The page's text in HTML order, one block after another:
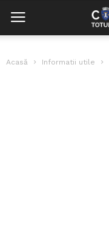
Acasă Informatii utile